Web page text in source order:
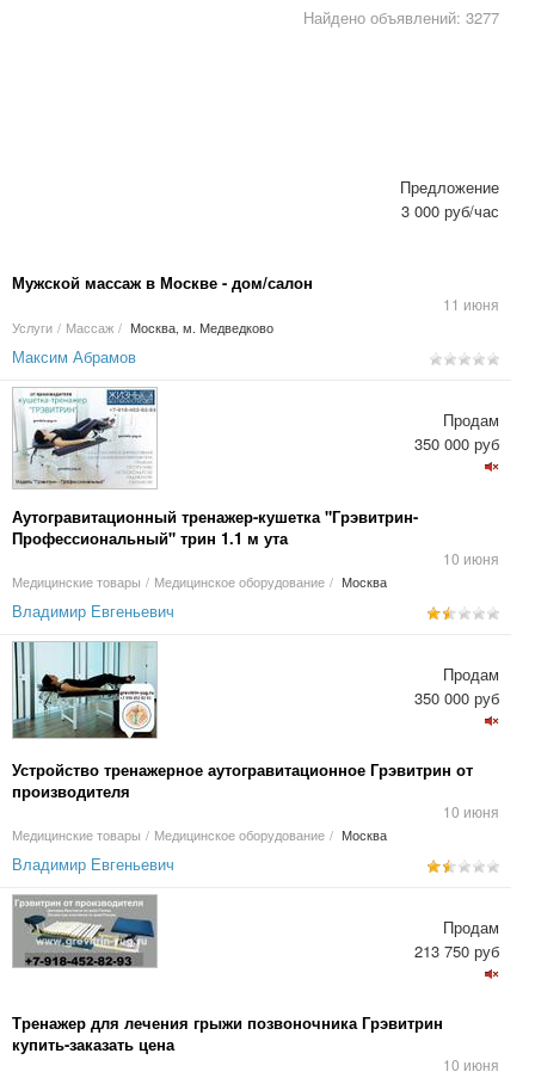
Найдено объявлений: 3277
Мужской массаж в Москве - дом/салон
11 июня
Услуги / Массаж / Москва, м. Медведково
Предложение
3 000 руб/час
Максим Абрамов
Аутогравитационный тренажер-кушетка "Грэвитрин-
Профессиональный" трин 1.1 м ута
10 июня
Медицинские товары / Медицинское оборудование / Москва
Продам
350 000 руб
Владимир Евгеньевич
Устройство тренажерное аутогравитационное Грэвитрин от
производителя
10 июня
Медицинские товары / Медицинское оборудование / Москва
Продам
350 000 руб
Владимир Евгеньевич
Тренажер для лечения грыжи позвоночника Грэвитрин
купить-заказать цена
10 июня
Продам
213 750 руб